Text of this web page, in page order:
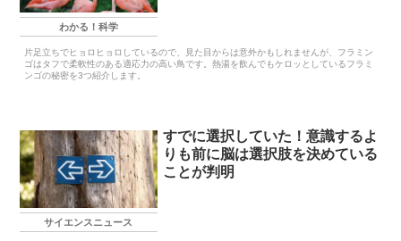
わかる！科学
片足立ちでヒョロヒョロしているので、見た目からは意外かもしれませんが、フラミン
ゴはタフで柔軟性のある適応力の高い鳥です。熱湯を飲んでもケロッとしているフラミ
ンゴの秘密を3つ紹介します。
サイエンスニュース
すでに選択していた！意識するよ
りも前に脳は選択肢を決めている
ことが判明